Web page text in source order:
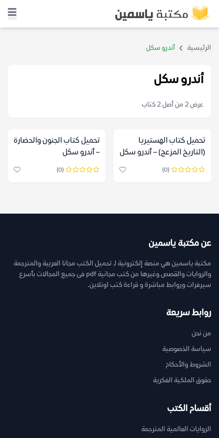
الرئيسية أندرو سكل
أندرو سكل
عرض 2 من أصل 2 كتاب
تحميل كتاب الهستيريا
(التاريخ المزعج) – أندرو سكل
(0)
تحميل كتاب الجنون والحضارة
– أندرو سكل
(0)
عن مكتبة ياسمين
مكتبة ياسمين هي منصة إلكترونية لـ تحميل الكتب مجانا العربية والمترجمة
والروايات والقصص وغيرها من كتب مجانية pdf فى جميع المجالات بأسرع
سيرفرات وروابط مباشرة و قراءة كتب اونلاين.
روابط سريعة
من نحن
سياسة الخصوصية
الشروط والأحكام
حقوق الملكية الفكرية
أقسام الكتب
الروايات العالمية المترجمة